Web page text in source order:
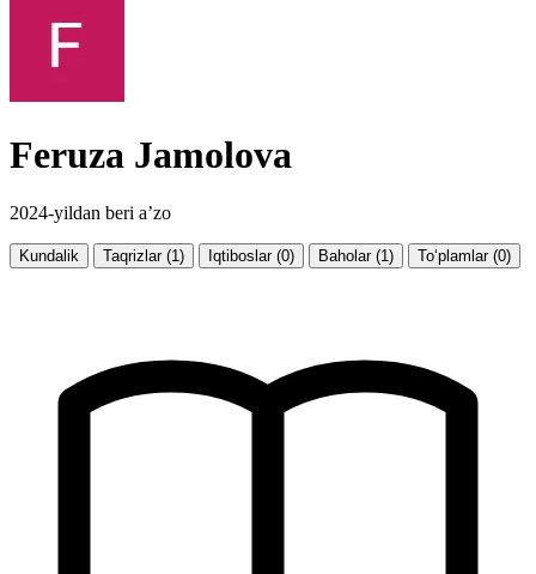
Feruza Jamolova
2024-yildan beri a’zo
Kundalik Taqrizlar (1) Iqtiboslar (0) Baholar (1) To‘plamlar (0)